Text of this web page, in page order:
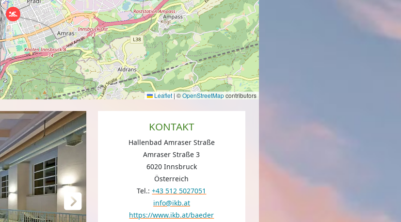
Leaflet | ©OpenStreetMapcontributors
KONTAKT
Hallenbad Amraser Straße
Amraser Straße 3
6020 Innsbruck
Österreich
Tel.:+43 512 5027051
info@ikb.at
https://www.ikb.at/baeder